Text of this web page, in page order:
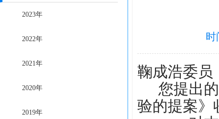
2023年
2022年
2021年
2020年
2019年
时
鞠成浩委员
您提出
验的提案》